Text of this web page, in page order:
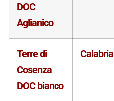
DOC
Aglianico
Terre di
Cosenza
DOC bianco
Calabria